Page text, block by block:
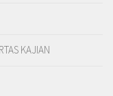
KAJIAN